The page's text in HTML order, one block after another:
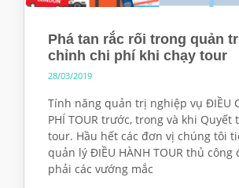
Phá tan rắc rối trong quản
chỉnh chi phí khi chạy tour
28/03/2019
Tính năng quản trị nghiệp vụ ĐIỀU
PHÍ TOUR trước, trong và khi Quyết
tour. Hầu hết các đơn vị chúng tôi
quản lý ĐIỀU HÀNH TOUR thủ công
phải các vướng mắc